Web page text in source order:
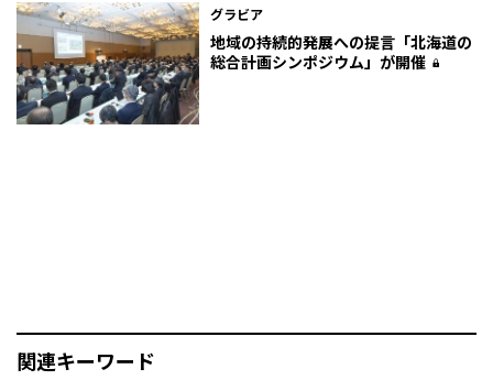
グラビア
地域の持続的発展への提言――「北海道の
総合計画シンポジウム」が開催
関連キーワード